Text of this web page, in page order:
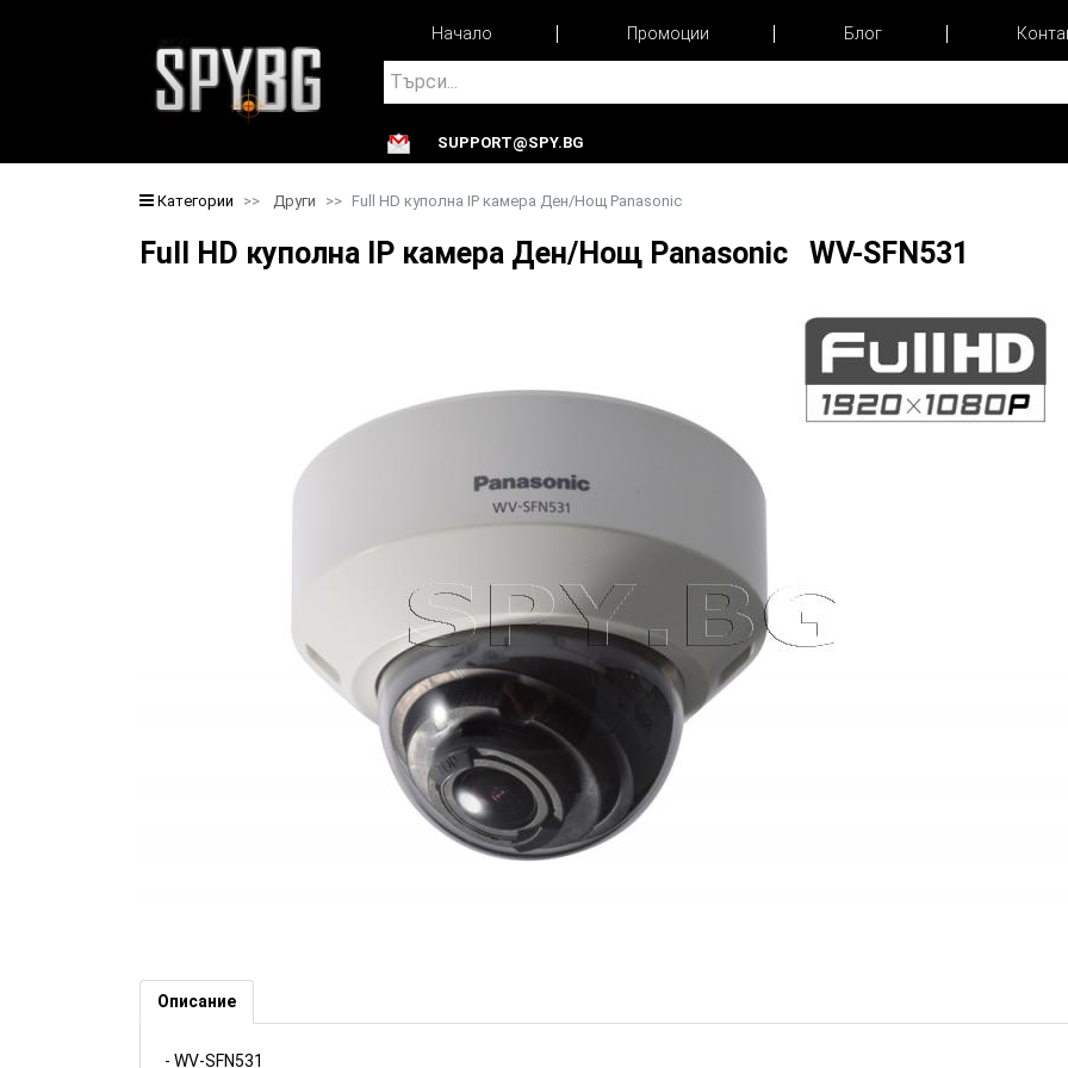
Начало Промоции Блог
Search
SUPPORT@SPY.BG
Категории Други Full HD куполна IP камера Ден/Нощ Panasonic
Full HD куполна IP камера Ден/Нощ Panasonic WV-SFN531
Full HD куполна IP камера Ден/Нощ Panasonic (Номер:
Описание
- WV-SFN531